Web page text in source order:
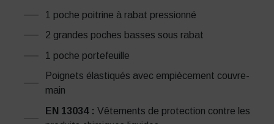
1 poche poitrine à rabat pressionné
2 grandes poches basses sous rabat
1 poche portefeuille
Poignets élastiqués avec empiècement couvre-
main
EN 13034 : Vêtements de protection contre les